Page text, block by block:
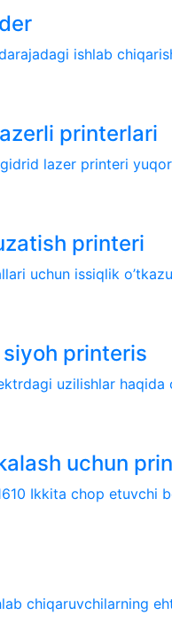
ishlab
printerlari
lazer printeri
printeri
uchun issiqlik
printeris
uzilishlar
uchun
Ikkita chop etuvchi
chiqaruvchilarning